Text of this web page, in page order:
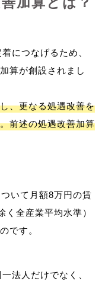
につなげるため、
算が創設されまし
、更なる処遇改善を
前述の処遇改善加算
いて月額8万円の賃
く全産業平均水準）
法人だけでなく、